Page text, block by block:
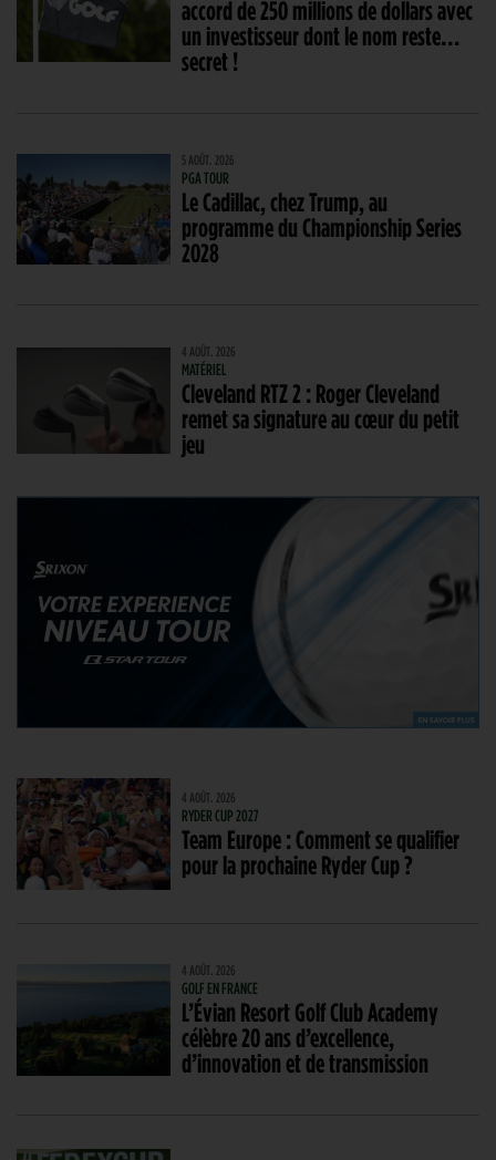
accord de 250 millions de dollars avec
un investisseur dont le nom reste…
secret !
5 AOÛT. 2026
PGA TOUR
Le Cadillac, chez Trump, au
programme du Championship Series
2028
4 AOÛT. 2026
MATÉRIEL
Cleveland RTZ 2 : Roger Cleveland
remet sa signature au cœur du petit
jeu
4 AOÛT. 2026
RYDER CUP 2027
Team Europe : Comment se qualifier
pour la prochaine Ryder Cup ?
4 AOÛT. 2026
GOLF EN FRANCE
L’Évian Resort Golf Club Academy
célèbre 20 ans d’excellence,
d’innovation et de transmission